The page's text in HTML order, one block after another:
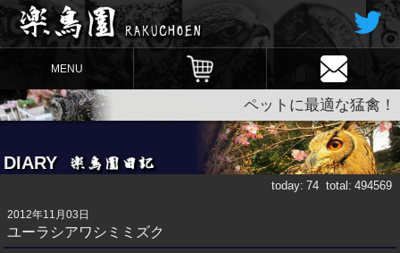
MENU
ペットに最適な猛禽！
DIARY
today: 74 total: 494569
2012年11月03日
ユーラシアワシミミズク